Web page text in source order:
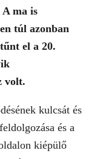
ma is
túl azonban
el a 20.
volt.
kulcsát és
és a
kiépülő